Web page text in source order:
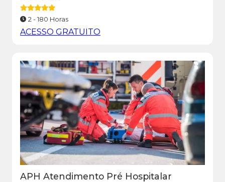
2 - 180 Horas
ACESSO GRATUITO
APH Atendimento Pré Hospitalar